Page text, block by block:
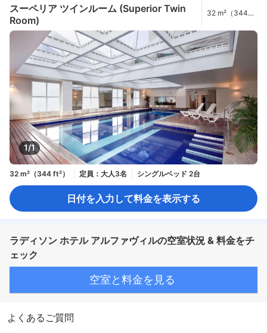
スーペリア ツインルーム (Superior Twin
Room)
32 m²（344
1/1
32 m²（344 ft²） 定員：大人3名 シングルベッド 2台
日付を入力して料金を表示する
ラディソン ホテル アルファヴィルの空室状況 & 料金をチ
ェック
空室と料金を見る
よくあるご質問